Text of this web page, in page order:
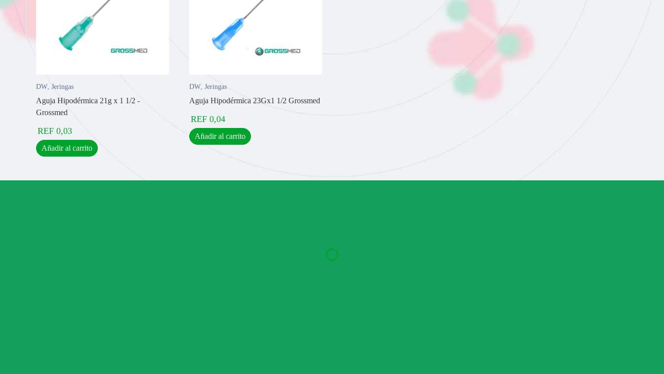
DW, Jeringas
Aguja Hipodérmica 21g x 1 1/2 -
Grossmed
REF 0,03
Añadir al carrito
DW, Jeringas
Aguja Hipodérmica 23Gx1 1/2 Grossmed
REF 0,04
Añadir al carrito